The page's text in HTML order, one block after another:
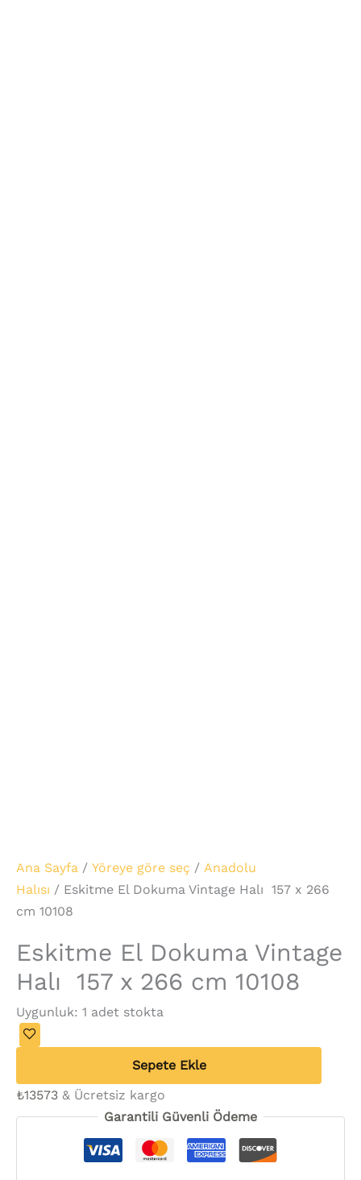
Ana Sayfa / Yöreye göre seç / Anadolu
Halısı / Eskitme El Dokuma Vintage Halı 157 x 266
cm 10108
Eskitme El Dokuma Vintage
Halı 157 x 266 cm 10108
Uygunluk: 1 adet stokta
Sepete Ekle
₺13573 & Ücretsiz kargo
Garantili Güvenli Ödeme